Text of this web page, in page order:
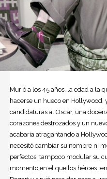
Murió a los 45 años, la edad a la
hacerse un hueco en Hollywood,
candidaturas al Oscar, una
corazones destrozados y un
acabaría atragantando a
necesitó cambiar su nombre ni
perfectos, tampoco modular su
momento en el que los héroes